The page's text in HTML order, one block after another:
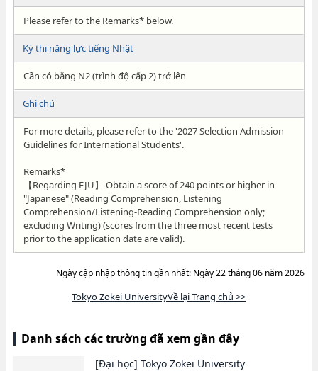
Please refer to the Remarks* below.
Kỳ thi năng lực tiếng Nhật
Cần có bằng N2 (trình độ cấp 2) trở lên
Ghi chú
For more details, please refer to the '2027 Selection Admission
Guidelines for International Students'.
Remarks*
【Regarding EJU】 Obtain a score of 240 points or higher in
"Japanese" (Reading Comprehension, Listening
Comprehension/Listening-Reading Comprehension only;
excluding Writing) (scores from the three most recent tests
prior to the application date are valid).
Ngày cập nhập thông tin gần nhất: Ngày 22 tháng 06 năm 2026
Tokyo Zokei UniversityVề lại Trang chủ >>
Danh sách các trường đã xem gần đây
[Đại học] Tokyo Zokei University